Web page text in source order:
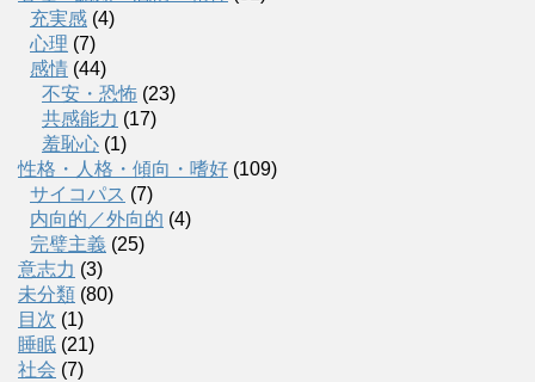
充実感 (4)
心理 (7)
感情 (44)
不安・恐怖 (23)
共感能力 (17)
羞恥心 (1)
性格・人格・傾向・嗜好 (109)
サイコパス (7)
内向的／外向的 (4)
完璧主義 (25)
意志力 (3)
未分類 (80)
目次 (1)
睡眠 (21)
社会 (7)